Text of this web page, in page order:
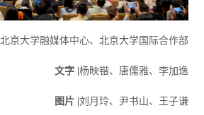
北京大学融媒体中心、北京大学国际合作部
文字 |杨映锴、唐儒雅、李加逸
图片 |刘月玲、尹书山、王子谦